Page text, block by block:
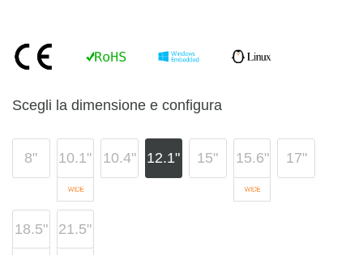
Scegli la dimensione e configura
8" 10.1" 10.4" 12.1" 15" 15.6" 17"
18.5" 21.5"